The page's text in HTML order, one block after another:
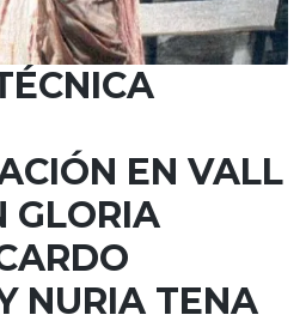
EN VALL
GLORIA
NURIA TENA